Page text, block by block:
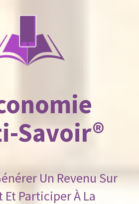
Savoir®
Un Revenu Sur
Participer À La